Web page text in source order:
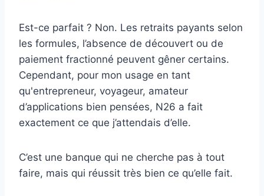
Est-ce parfait ? Non. Les retraits payants selon
les formules, l’absence de découvert ou de
paiement fractionné peuvent gêner certains.
Cependant, pour mon usage en tant
qu'entrepreneur, voyageur, amateur
d’applications bien pensées, N26 a fait
exactement ce que j’attendais d’elle.
C’est une banque qui ne cherche pas à tout
faire, mais qui réussit très bien ce qu’elle fait.